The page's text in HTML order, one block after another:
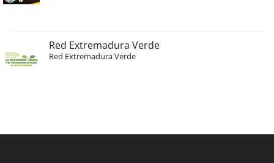
Red Extremadura Verde
Red Extremadura Verde